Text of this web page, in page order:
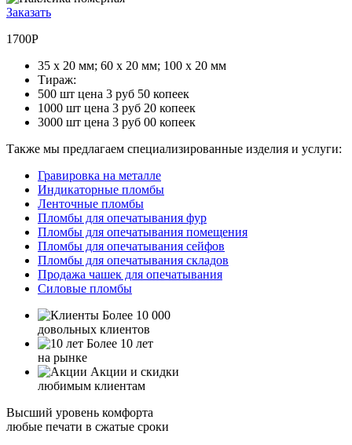
Заказать
1700Р
35 х 20 мм; 60 х 20 мм; 100 х 20 мм
Тираж:
500 шт цена 3 руб 50 копеек
1000 шт цена 3 руб 20 копеек
3000 шт цена 3 руб 00 копеек
Также мы предлагаем специализированные изделия и услуги:
Гравировка на металле
Индикаторные пломбы
Ленточные пломбы
Пломбы для опечатывания фур
Пломбы для опечатывания помещения
Пломбы для опечатывания сейфов
Пломбы для опечатывания складов
Продажа чашек для опечатывания
Силовые пломбы
Более 10 000
довольных клиентов
Более 10 лет
на рынке
Акции и скидки
любимым клиентам
Высший уровень комфорта
любые печати в сжатые сроки